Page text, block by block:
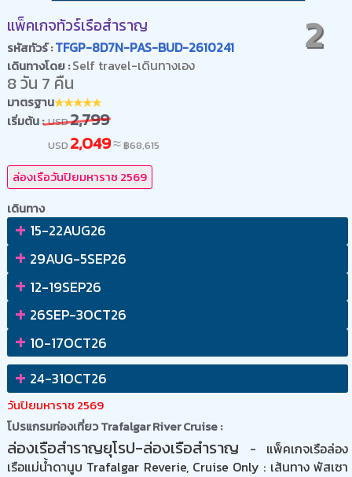
แพ็คเกจทัวร์เรือสำราญ
รหัสทัวร์ :TFGP-8D7N-PAS-BUD-2610241 2
เดินทางโดย :Self travel-เดินทางเอง
8 วัน 7 คืน
มาตรฐาน
เริ่มต้น : USD2,799
USD 2,049≈฿68,615
ล่องเรือวันปิยมหาราช 2569
เดินทาง
+ 15-22AUG26
+ 29AUG-5SEP26
+ 12-19SEP26
+ 26SEP-3OCT26
+ 10-17OCT26
+ 24-31OCT26
วันปิยมหาราช 2569
โปรแกรมท่องเที่ยว Trafalgar River Cruise :
ล่องเรือสำราญยุโรป-ล่องเรือสำราญ - แพ็คเกจเรือล่อง
เรือแม่น้ำดานูบ Trafalgar Reverie, Cruise Only : เส้นทาง พัสเซา